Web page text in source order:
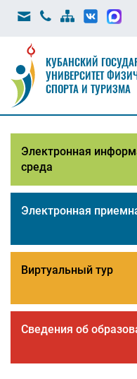
КУБАНСКИЙ
УНИВЕРСИТЕТ
СПОРТА И ТУРИЗМА
Электронная
среда
Электронная
Виртуальный тур
Сведения об